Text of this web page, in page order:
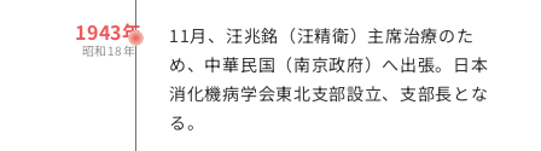
1943年
昭和18年
11月、汪兆銘（汪精衛）主席治療のた
め、中華民国（南京政府）へ出張。日本
消化機病学会東北支部設立、支部長とな
る。